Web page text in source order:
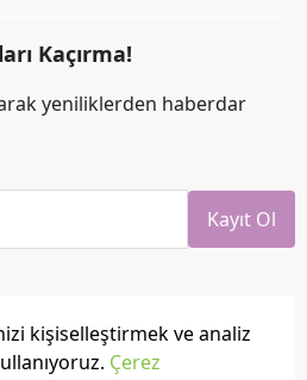
kişiselleştirmek ve analiz
Çerez
Kaçırma!
yeniliklerden haberdar
Kayıt Ol